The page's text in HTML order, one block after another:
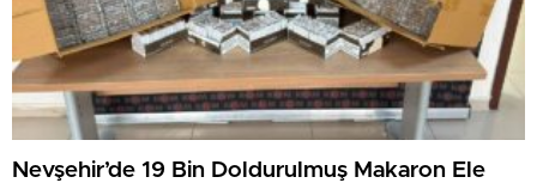
Nevşehir’de 19 Bin Doldurulmuş Makaron Ele